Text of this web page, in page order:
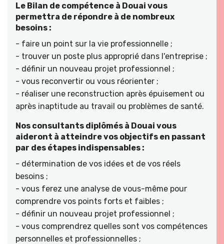
Le Bilan de compétence à Douai vous
permettra de répondre à de nombreux
besoins :
- faire un point sur la vie professionnelle ;
- trouver un poste plus approprié dans l'entreprise ;
- définir un nouveau projet professionnel ;
- vous reconvertir ou vous réorienter ;
- réaliser une reconstruction après épuisement ou
après inaptitude au travail ou problèmes de santé.
Nos consultants diplômés à Douai vous
aideront à atteindre vos objectifs en passant
par des étapes indispensables :
- détermination de vos idées et de vos réels
besoins ;
- vous ferez une analyse de vous-même pour
comprendre vos points forts et faibles ;
- définir un nouveau projet professionnel ;
- vous comprendrez quelles sont vos compétences
personnelles et professionnelles ;